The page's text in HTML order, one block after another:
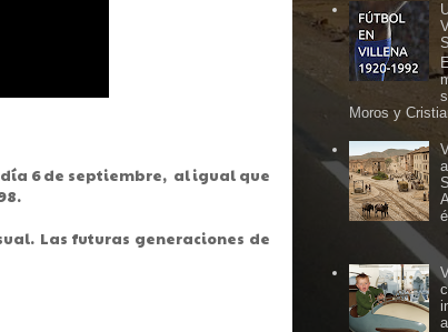
6 de septiembre, al igual que
Las futuras generaciones de
Moros y